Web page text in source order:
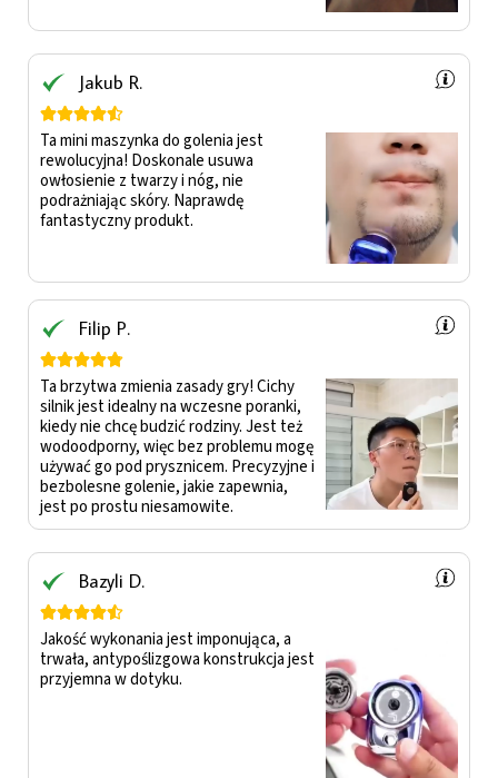
Jakub R.

Ta mini maszynka do golenia jest
rewolucyjna! Doskonale usuwa
owłosienie z twarzy i nóg, nie
podrażniając skóry. Naprawdę
fantastyczny produkt.
Filip P.

Ta brzytwa zmienia zasady gry! Cichy
silnik jest idealny na wczesne poranki,
kiedy nie chcę budzić rodziny. Jest też
wodoodporny, więc bez problemu mogę
używać go pod prysznicem. Precyzyjne i
bezbolesne golenie, jakie zapewnia,
jest po prostu niesamowite.
Bazyli D.

Jakość wykonania jest imponująca, a
trwała, antypoślizgowa konstrukcja jest
przyjemna w dotyku.